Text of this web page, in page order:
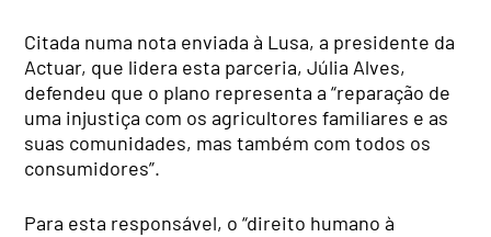
Citada numa nota enviada à Lusa, a presidente da
Actuar, que lidera esta parceria, Júlia Alves,
defendeu que o plano representa a “reparação de
uma injustiça com os agricultores familiares e as
suas comunidades, mas também com todos os
consumidores”.
Para esta responsável, o “direito humano à